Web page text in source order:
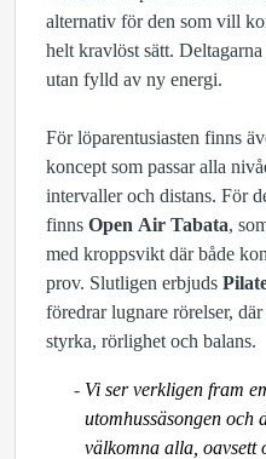
alternativ för den som vill
helt kravlöst sätt.
utan fylld av ny energi.
För löparentusiasten finns
koncept som passar alla
intervaller och distans. För
finns Open Air Tabata,
med kroppsvikt där både
prov. Slutligen erbjuds
föredrar lugnare rörelser,
styrka, rörlighet och balans.
Vi ser verkligen fram
utomhussäsongen och
välkomna alla, oavsett